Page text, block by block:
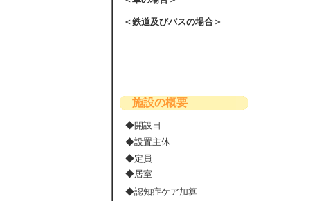
＜鉄道及びバスの場合＞
施設の概要
◆開設日
◆設置主体
◆定員
◆居室
◆認知症ケア加算